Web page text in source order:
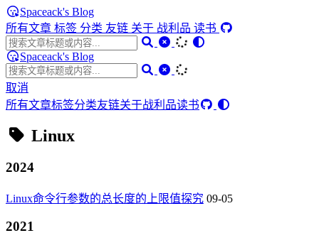
Spaceack's Blog
所有文章 标签 分类 友链 关于 战利品 读书
Spaceack's Blog
取消
所有文章标签分类友链关于战利品读书
Linux
2024
Linux命令行参数的总长度的上限值探究 09-05
2021